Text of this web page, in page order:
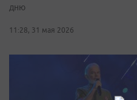
дню
11:28, 31 мая 2026